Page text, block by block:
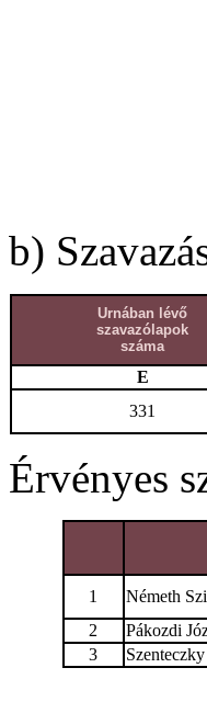
b)
Urnában lévő
szavazólapok
száma
E
331
Érvényes
1 Németh
2
Pákozdi
3
Szenteczky